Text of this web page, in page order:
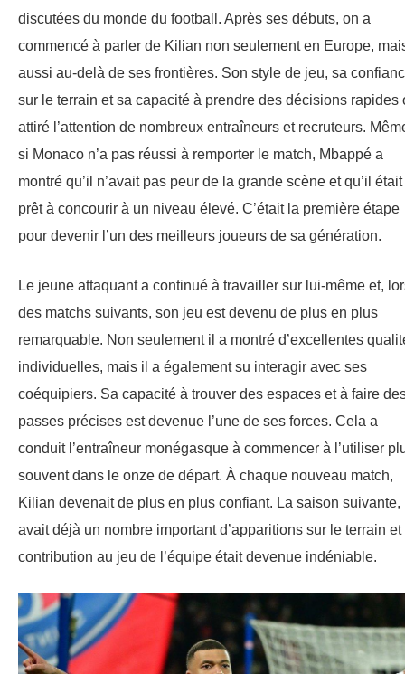
discutées du monde du football. Après ses débuts, on a
commencé à parler de Kilian non seulement en Europe,
aussi au-delà de ses frontières. Son style de jeu, sa
sur le terrain et sa capacité à prendre des décisions rapides
attiré l’attention de nombreux entraîneurs et recruteurs.
si Monaco n’a pas réussi à remporter le match, Mbappé a
montré qu’il n’avait pas peur de la grande scène et qu’il était
prêt à concourir à un niveau élevé. C’était la première étape
pour devenir l’un des meilleurs joueurs de sa génération.
Le jeune attaquant a continué à travailler sur lui-même et,
des matchs suivants, son jeu est devenu de plus en plus
remarquable. Non seulement il a montré d’excellentes
individuelles, mais il a également su interagir avec ses
coéquipiers. Sa capacité à trouver des espaces et à faire
passes précises est devenue l’une de ses forces. Cela a
conduit l’entraîneur monégasque à commencer à l’utiliser
souvent dans le onze de départ. À chaque nouveau match,
Kilian devenait de plus en plus confiant. La saison suivante,
avait déjà un nombre important d’apparitions sur le terrain et
contribution au jeu de l’équipe était devenue indéniable.